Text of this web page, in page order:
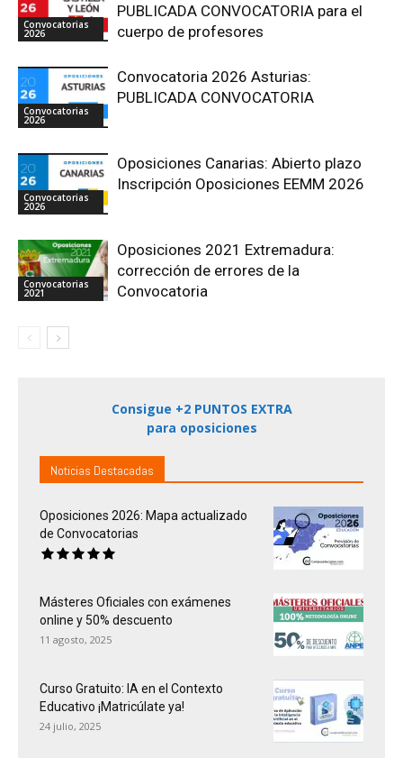
Convocatorias
2026
PUBLICADA CONVOCATORIA para el
cuerpo de profesores
Convocatorias
2026
Convocatoria 2026 Asturias:
PUBLICADA CONVOCATORIA
Convocatorias
2026
Oposiciones Canarias: Abierto plazo
Inscripción Oposiciones EEMM 2026
Convocatorias
2021
Oposiciones 2021 Extremadura:
corrección de errores de la
Convocatoria
Consigue +2 PUNTOS EXTRA
para oposiciones
Noticias Destacadas
Oposiciones 2026: Mapa actualizado
de Convocatorias
Másteres Oficiales con exámenes
online y 50% descuento
11 agosto, 2025
Curso Gratuito: IA en el Contexto
Educativo ¡Matricúlate ya!
24 julio, 2025